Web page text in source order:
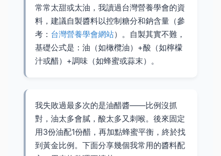
常常太甜或太油，我讀過台灣營養學會的資
料，建議自製醬料以控制糖分和鈉含量（參
考： 台灣營養學會網站）。自製其實不難，
基礎公式是：油（如橄欖油）+酸（如檸檬
汁或醋）+調味（如蜂蜜或蒜末）。
我失敗過最多次的是油醋醬——比例沒抓
對，油太多會膩，酸太多又刺喉。後來固定
用3份油配1份醋，再加點蜂蜜平衡，終於找
到黃金比例。下面分享幾個我常用的醬料配